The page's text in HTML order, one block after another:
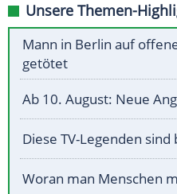
Unsere Themen-
Mann in Berlin auf
getötet
Ab 10. August: Neue
Diese TV-Legenden
Woran man Menschen